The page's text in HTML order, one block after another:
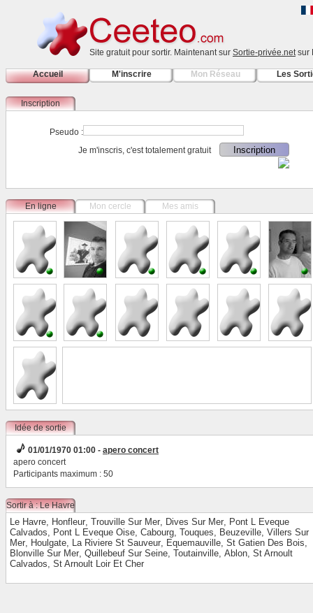
Site gratuit pour sortir. Maintenant sur Sortie-privée.netsur
Accueil M'inscrire Mon Réseau Les
Inscription
Pseudo :
Je m'inscris, c'est totalement gratuit
En ligne Mon cercle Mes amis
Idée de sortie
01/01/1970 01:00 - apero concert
apero concert
Participants maximum : 50
Sortir à : Le Havre
Le Havre, Honfleur, Trouville Sur Mer, Dives Sur Mer, Pont L Eveque
Calvados, Pont L Eveque Oise, Cabourg, Touques, Beuzeville, Villers Sur
Mer, Houlgate, La Riviere St Sauveur, Equemauville, St Gatien Des Bois,
Blonville Sur Mer, Quillebeuf Sur Seine, Toutainville, Ablon, St Arnoult
Calvados, St Arnoult Loir Et Cher